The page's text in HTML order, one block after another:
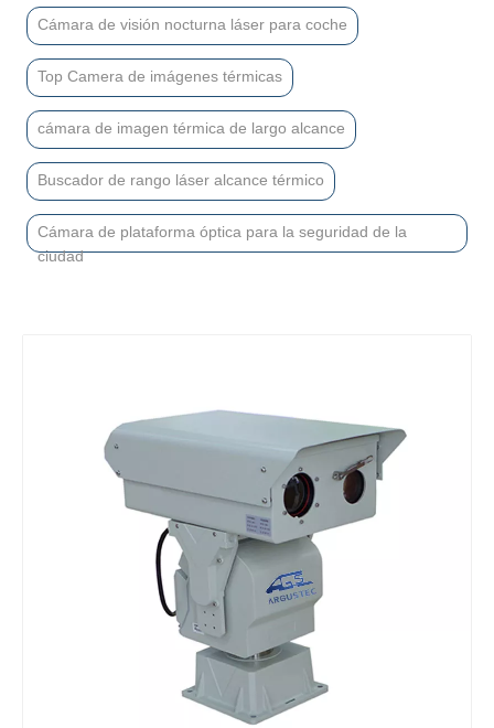
Cámara de visión nocturna láser para coche
Top Camera de imágenes térmicas
cámara de imagen térmica de largo alcance
Buscador de rango láser alcance térmico
Cámara de plataforma óptica para la seguridad de la
ciudad